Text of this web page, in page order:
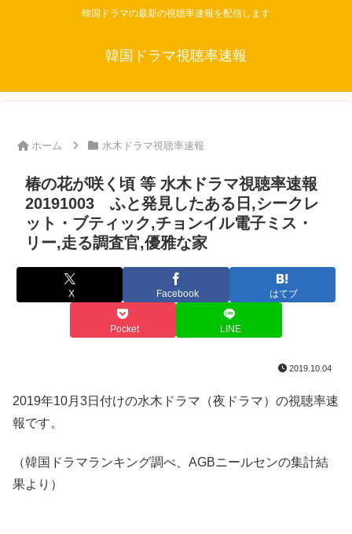
韓国ドラマの最新の視聴率速報を配信します
韓国ドラマ視聴率速報
ホーム 水木ドラマ視聴率速報
椿の花が咲く頃 等 水木ドラマ視聴率速報
20191003 ふと発見したある日,シークレ
ット・ブティック,チョンイル電子ミス・
リー,走る調査官,優雅な家
X Facebook はてブ
Pocket LINE
2019.10.04
2019年10月3日付けの水木ドラマ（夜ドラマ）の視聴率速
報です。
（韓国ドラマランキング調べ、AGBニールセンの集計結
果より）